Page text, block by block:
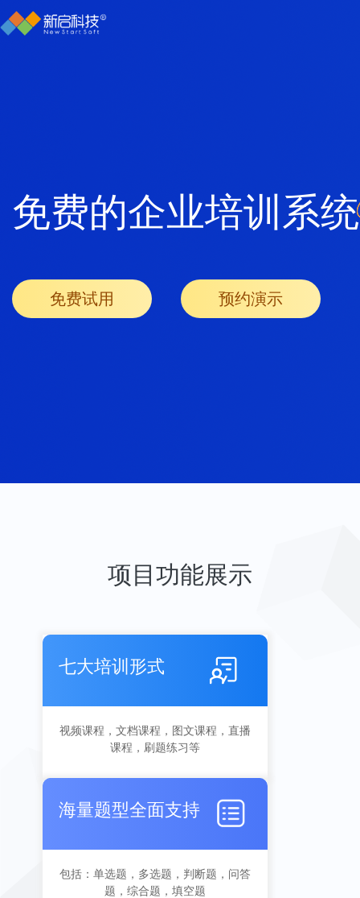
免费的企业培训系统
免费试用 预约演示
项目功能展示
七大培训形式
视频课程，文档课程，图文课程，直播
课程，刷题练习等
海量题型全面支持
包括：单选题，多选题，判断题，问答
题，综合题，填空题